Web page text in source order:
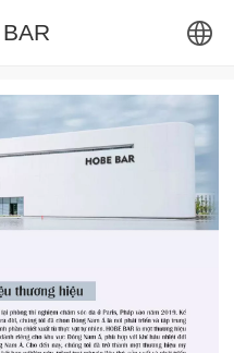
English
Tiếng Việt
Bahasa
ภาษาไทย